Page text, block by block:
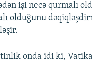
işi necə qurmalı
olduğunu
onda idi ki,